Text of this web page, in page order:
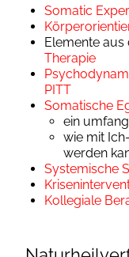
Somatic
Elemente
Therapie
PITT
Somatische
ein
wie mit
werden
Systemische
Kollegiale